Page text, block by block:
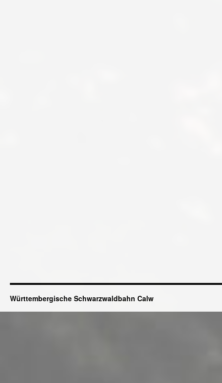
Württembergische Schwarzwaldbahn Calw